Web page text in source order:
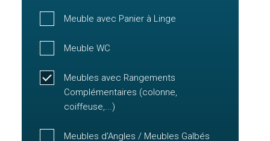
Meuble avec Panier à Linge
Meuble WC
Meubles avec Rangements
Complémentaires (colonne,
coiffeuse,...)
Meubles d'Angles / Meubles Galbés